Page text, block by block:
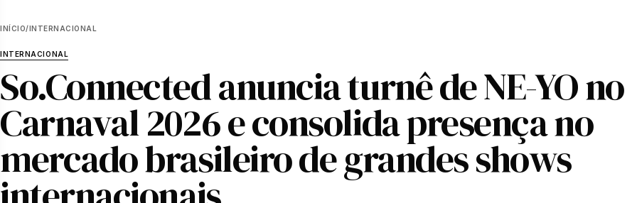
INÍCIO/ INTERNACIONAL
INTERNACIONAL
So.Connected anuncia turnê de NE-YO no
Carnaval 2026 e consolida presença no
mercado brasileiro de grandes shows